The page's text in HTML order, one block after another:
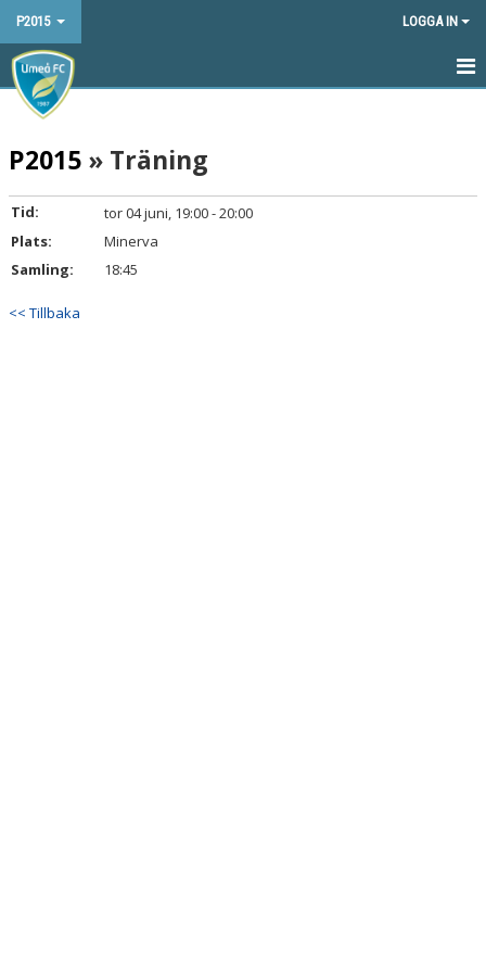
P2015 LOGGA IN
HEM
NYHETER
KALENDER
MATCHER
P2015 » Träning
Tid:
tor 04 juni, 19:00 - 20:00
Plats:
Minerva
Samling:
18:45
<< Tillbaka